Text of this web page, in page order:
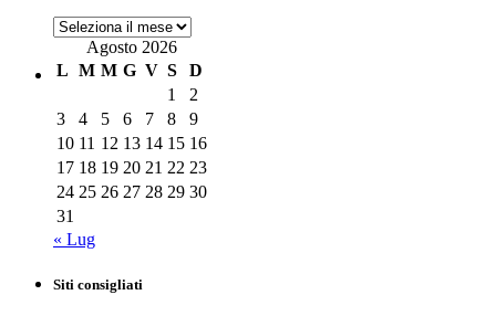
Archivio
NewsAgosto 2026
L M M G V S
D
1
2
3
4 5 6 7 8
9
10 11 12 13 14 15 16
17 18 19 20 21 22 23
24 25 26 27 28 29 30
31
« Lug
Siti consigliati